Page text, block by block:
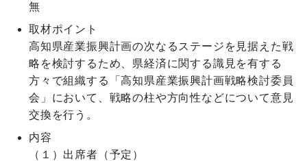
無
取材ポイント
高知県産業振興計画の次なるステージを見据えた戦
略を検討するため、県経済に関する識見を有する
方々で組織する「高知県産業振興計画戦略検討委員
会」において、戦略の柱や方向性などについて意見
交換を行う。
内容
（１）出席者（予定）